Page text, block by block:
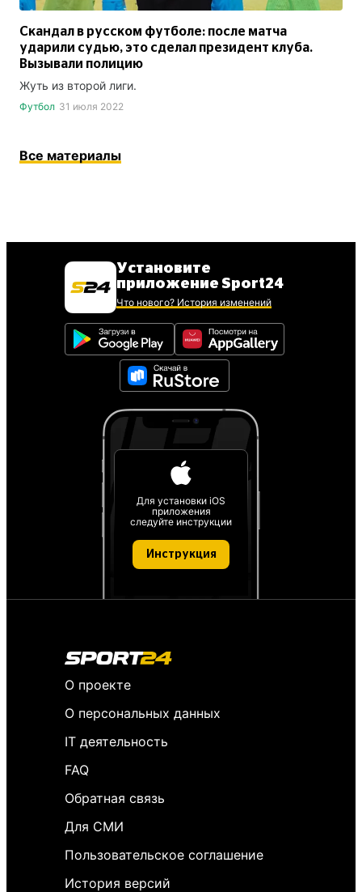
Скандал в русском футболе: после матча
ударили судью, это сделал президент клуба.
Вызывали полицию
Жуть из второй лиги.
Футбол 31 июля 2022
Все материалы
Установите
приложение Sport24
Что нового? История изменений
Для установки iOS
приложения
следуйте инструкции
Инструкция
О проекте
О персональных данных
IT деятельность
FAQ
Обратная связь
Для СМИ
Пользовательское соглашение
История версий